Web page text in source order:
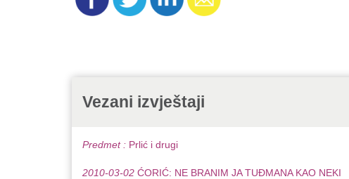
Vezani izvještaji
Predmet : Prlić i drugi
2010-03-02 ĆORIĆ: NE BRANIM JA TUĐMANA KAO NEKI